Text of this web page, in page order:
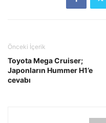
Önceki İçerik
Toyota Mega Cruiser;
Japonların Hummer H1’e
cevabı